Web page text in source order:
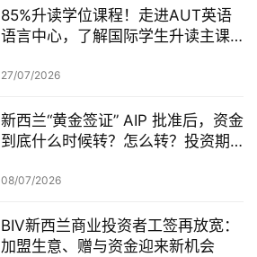
85%升读学位课程！走进AUT英语
语言中心，了解国际学生升读主课
27/07/2026
新西兰“黄金签证” AIP 批准后，资金
到底什么时候转？怎么转？投资期
08/07/2026
BIV新西兰商业投资者工签再放宽：
加盟生意、赠与资金迎来新机会